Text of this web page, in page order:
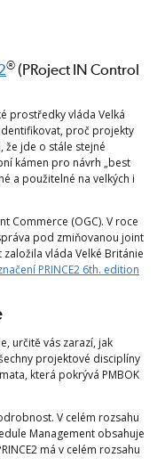
® (PRoject IN Control
prostředky vláda Velká
proč projekty
že jde o stále stejné
kámen pro návrh „best
a použitelné na velkých i
Commerce (OGC). V roce
pod zmiňovanou joint
vláda Velké Británie
PRINCE2 6th. edition
určitě vás zarazí, jak
projektové disciplíny
která pokrývá PMBOK
V celém rozsahu
Management obsahuje
má v celém rozsahu